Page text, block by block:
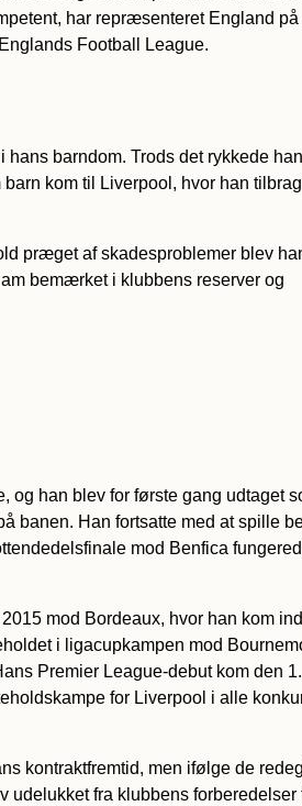
har repræsenteret England
Football League.
barndom. Trods det rykkede
kom til Liverpool, hvor han
præget af skadesproblemer blev
bemærket i klubbens reserver og
han blev for første gang udtaget
banen. Han fortsatte med at spille
mod Benfica
mod Bordeaux, hvor han kom
i ligacupkampen mod
Premier League-debut kom den
for Liverpool i alle
kontraktfremtid, men ifølge de
udelukket fra klubbens forberedelser